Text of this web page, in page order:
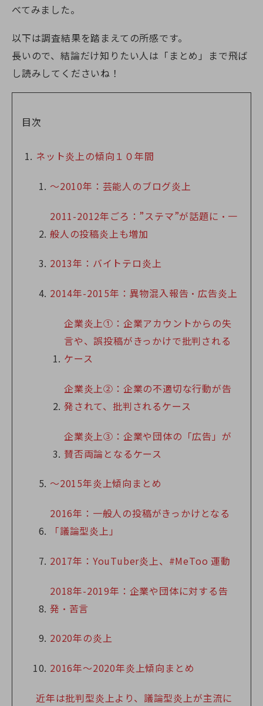
べてみました。
以下は調査結果を踏まえての所感です。
長いので、結論だけ知りたい人は「まとめ」まで飛ば
し読みしてくださいね！
目次
ネット炎上の傾向１０年間
～2010年：芸能人のブログ炎上
2011-2012年ごろ：”ステマ”が話題に・一
般人の投稿炎上も増加
2013年：バイトテロ炎上
2014年-2015年：異物混入報告・広告炎上
企業炎上①：企業アカウントからの失
言や、誤投稿がきっかけで批判される
ケース
企業炎上②：企業の不適切な行動が告
発されて、批判されるケース
企業炎上③：企業や団体の「広告」が
賛否両論となるケース
～2015年炎上傾向まとめ
2016年：一般人の投稿がきっかけとなる
「議論型炎上」
2017年：YouTuber炎上、#MeToo 運動
2018年-2019年：企業や団体に対する告
発・苦言
2020年の炎上
2016年～2020年炎上傾向まとめ
近年は批判型炎上より、議論型炎上が主流に